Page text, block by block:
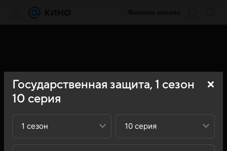
Государственная защита, 1 сезон
10 серия
1 сезон 10 серия